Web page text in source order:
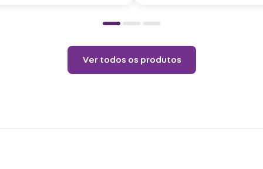
Ver todos os produtos